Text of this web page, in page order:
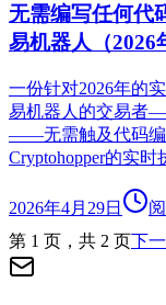
无需编写任何代
易机器人（2026
一份针对2026年的
易机器人的交易者
——无需触及代码编
Cryptohopper的实时
2026年4月29日
第 1 页，共 2 页下